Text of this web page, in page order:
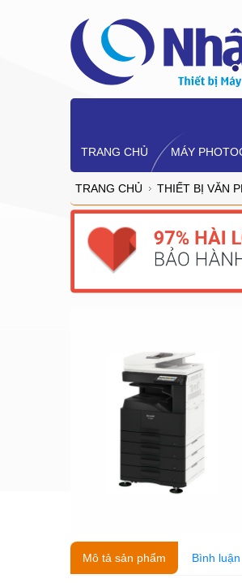
TRANG CHỦ MÁY
TRANG CHỦ THIẾT BỊ VĂN
Mô tả sản phẩm Bình luận